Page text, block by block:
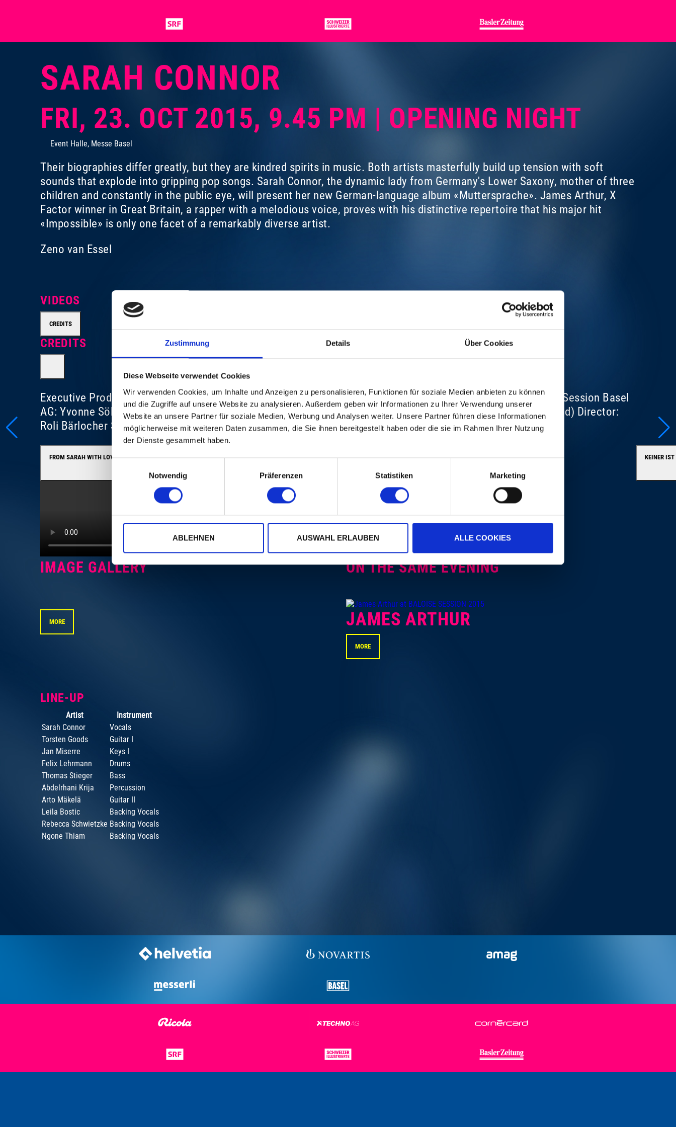
Zustimmung Details Über Cookies
Diese Webseite verwendet Cookies
Wir verwenden Cookies, um Inhalte und Anzeigen zu personalisieren, Funktionen für soziale Medien anbieten zu können
und die Zugriffe auf unsere Website zu analysieren. Außerdem geben wir Informationen zu Ihrer Verwendung unserer
Website an unsere Partner für soziale Medien, Werbung und Analysen weiter. Unsere Partner führen diese Informationen
möglicherweise mit weiteren Daten zusammen, die Sie ihnen bereitgestellt haben oder die sie im Rahmen Ihrer Nutzung
der Dienste gesammelt haben.
Notwendig
Präferenzen Statistiken Marketing
ABLEHNEN AUSWAHL ERLAUBEN ALLE COOKIES
SARAH CONNOR
FRI, 23. OCT 2015, 9.45 PM | OPENING NIGHT
Event Halle, Messe Basel
Their biographies differ greatly, but they are kindred spirits in music. Both artists masterfully build up tension with soft
sounds that explode into gripping pop songs. Sarah Connor, the dynamic lady from Germany's Lower Saxony, mother of three
children and constantly in the public eye, will present her new German-language album «Muttersprache». James Arthur, X
Factor winner in Great Britain, a rapper with a melodious voice, proves with his distinctive repertoire that his major hit
«Impossible» is only one facet of a remarkably diverse artist.
Zeno van Essel
VIDEOS
CREDITS
CREDITS
Executive Producer for Baloise Session/Session Basel AG: Beatrice Stirnimann Producer for Baloise Session/Session Basel
AG: Yvonne Söhner Production for Baloise Session/Session Basel AG: BBM Productions, Wallbach (Switzerland) Director:
Roli Bärlocher Sound: Ron Kurz ©: Session Basel AG 2015 Live Photos: © Dominik Plüss
FROM SARAH WITH LOVE KEINER IST
IMAGE GALLERY
MORE
ON THE SAME EVENING
JAMES ARTHUR
MORE
LINE-UP
Artist
Instrument
Sarah Connor
Vocals
Torsten Goods
Guitar I
Jan Miserre
Keys I
Felix Lehrmann
Drums
Thomas Stieger
Bass
Abdelrhani Krija
Percussion
Arto Mäkelä
Guitar II
Leila Bostic
Backing Vocals
Rebecca Schwietzke Backing Vocals
Ngone Thiam
Backing Vocals